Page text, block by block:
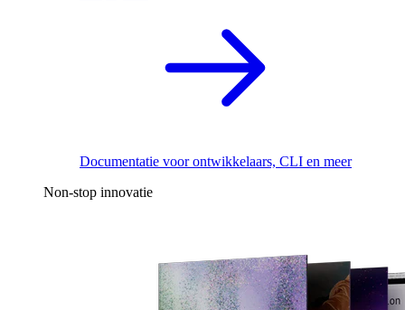
Documentatie voor ontwikkelaars, CLI en meer
Non-stop innovatie